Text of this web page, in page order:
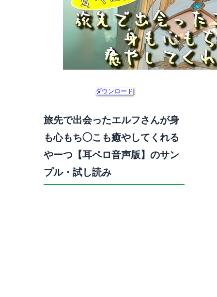
ダウンロード
旅先で出会ったエルフさんが身
も心もち◯こも癒やしてくれる
やーつ【耳ペロ音声版】のサン
プル・試し読み